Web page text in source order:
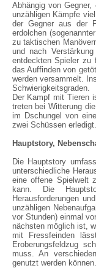
Abhängig von
unzähligen Kämpfe
der Gegner aus der
erdolchen
zu taktischen
und nach
entdeckten Spieler zu
das Auffinden von
werden versammelt.
Schwierigkeitsgraden.
Der Kampf mit Tieren
treten bei Witterung
im Dschungel von
zwei Schüssen erledigt.
Hauptstory,
Die Hauptstory
unterschiedliche
eine offene Spielwelt
kann. Die
Herausforderungen
unzähligen
vor Stunden) einmal
nächsten möglich ist,
mit Fressfeinden
Eroberungsfeldzug
muss. An
genutzt werden können.